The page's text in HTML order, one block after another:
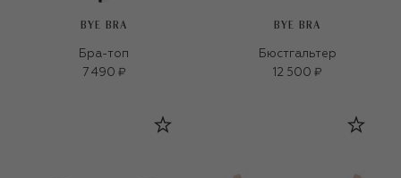
BYE BRA
Бра-топ
7 490 ₽
BYE BRA
Бюстгальтер
12 500 ₽